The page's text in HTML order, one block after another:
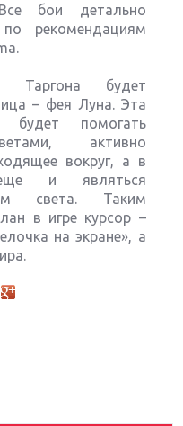
бои детально
рекомендациям
Таргона будет
– фея Луна. Эта
будет помогать
активно
вокруг, а в
и являться
света. Таким
в игре курсор –
на экране», а
Microsoft и